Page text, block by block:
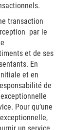
transaction
par le
et de ses
En
et en
de
Pour qu’une